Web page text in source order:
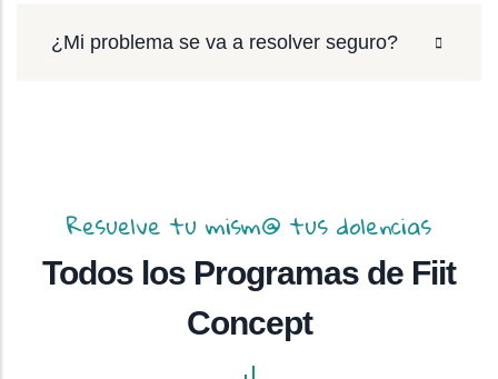
¿Mi problema se va a resolver seguro?
Resuelve tu mism@ tus dolencias
Todos los Programas de Fiit
Concept